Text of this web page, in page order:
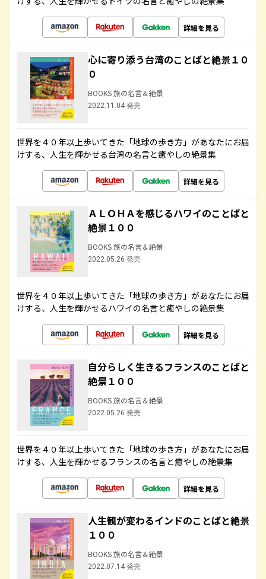
詳細を見る
心に寄り添う台湾のことばと絶景１０
０
BOOKS 旅の名言＆絶景
2022.11.04 発売
世界を４０年以上歩いてきた「地球の歩き方」があなたにお届
けする、人生を輝かせる台湾の名言と癒やしの絶景集
詳細を見る
ＡＬＯＨＡを感じるハワイのことばと
絶景１００
BOOKS 旅の名言＆絶景
2022.05.26 発売
世界を４０年以上歩いてきた「地球の歩き方」があなたにお届
けする、人生を輝かせるハワイの名言と癒やしの絶景集
詳細を見る
自分らしく生きるフランスのことばと
絶景１００
BOOKS 旅の名言＆絶景
2022.05.26 発売
世界を４０年以上歩いてきた「地球の歩き方」があなたにお届
けする、人生を輝かせるフランスの名言と癒やしの絶景集
詳細を見る
人生観が変わるインドのことばと絶景
１００
BOOKS 旅の名言＆絶景
2022.07.14 発売